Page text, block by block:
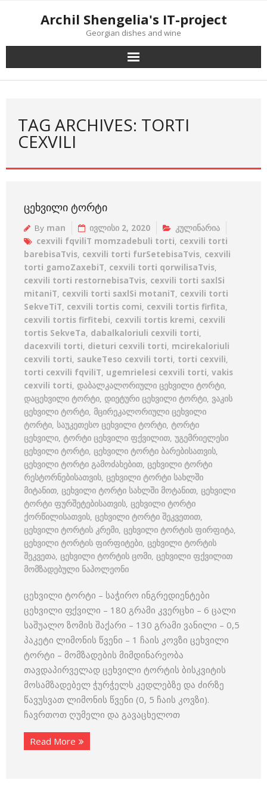
Archil Shengelia's IT-project
Georgian dishes and wine
TAG ARCHIVES: TORTI
CEXVILI
ᲪᲔᲮᲕᲘᲚᲘ ᲢᲝᲠᲢᲘ
By man ივლისი 2, 2020
კულინარია
cexvili fqviliT momzadebuli torti, cexvili torti
barebisaTvis, cexvili torti furSetebisaTvis, cexvili
torti gamoZaxebiT, cexvili torti qorwilisaTvis,
cexvili torti restornebisaTvis, cexvili torti saxlSi
mitaniT, cexvili torti saxlSi motaniT, cexvili torti
SekveTiT, cexvili tortis comi, cexvili tortis firfita,
cexvili tortis firfitebi, cexvili tortis kremi, cexvili
tortis SekveTa, dabalkaloriuli cexvili torti,
dacexvili torti, dieturi cexvili torti, mcirekaloriuli
cexvili torti, saukeTeso cexvili torti, torti cexvili,
torti cexvili fqviliT, ugemrielesi cexvili torti, vakis
cexvili torti, დაბალკალორიული ცეხვილი ტორტი,
დაცეხვილი ტორტი, დიეტური ცეხვილი ტორტი, ვაკის
ცეხვილი ტორტი, მცირეკალორიული ცეხვილი
ტორტი, საუკეთესო ცეხვილი ტორტი, ტორტი
ცეხვილი, ტორტი ცეხვილი ფქვილით, უგემრიელესი
ცეხვილი ტორტი, ცეხვილი ტორტი ბარებისათვის,
ცეხვილი ტორტი გამოძახებით, ცეხვილი ტორტი
რესტორნებისათვის, ცეხვილი ტორტი სახლში
მიტანით, ცეხვილი ტორტი სახლში მოტანით, ცეხვილი
ტორტი ფურშეტებისათვის, ცეხვილი ტორტი
ქორწილისათვის, ცეხვილი ტორტი შეკვეთით,
ცეხვილი ტორტის კრემი, ცეხვილი ტორტის ფირფიტა,
ცეხვილი ტორტის ფირფიტები, ცეხვილი ტორტის
შეკვეთა, ცეხვილი ტორტის ცომი, ცეხვილი ფქვილით
მომზადებული ნაპოლეონი
ცეხვილი ტორტი – საჭირო ინგრედიენტები
ცეხვილი ფქვილი – 180 გრამი კვერცხი – 6 ცალი
საშუალო ზომის შაქარი – 130 გრამი ვანილი – 0,5
პაკეტი ლიმონის წვენი – 1 ჩაის კოვზი ცეხვილი
ტორტი – მომზადების მიმდინარეობა
თავდაპირველად ცეხვილი ტორტის ბისკვიტის
მოსამზადებელ ჭურჭელს კედლებზე და ძირზე
წავუსვათ ლიმონის წვენი (0, 5 ჩაის კოვზი).
ჩავრთოთ ღუმელი და გავაცხელოთ
Read More